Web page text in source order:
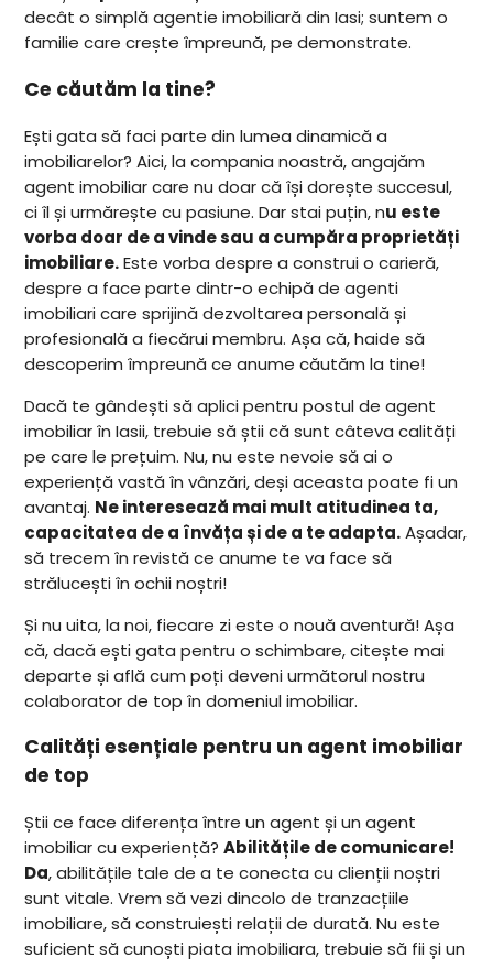
decât o simplă agentie imobiliară din Iasi; suntem o
familie care crește împreună, pe demonstrate.
Ce căutăm la tine?
Ești gata să faci parte din lumea dinamică a
imobiliarelor? Aici, la compania noastră, angajăm
agent imobiliar care nu doar că își dorește succesul,
ci îl și urmărește cu pasiune. Dar stai puțin, nu este
vorba doar de a vinde sau a cumpăra proprietăți
imobiliare.Este vorba despre a construi o carieră,
despre a face parte dintr-o echipă de agenti
imobiliari care sprijină dezvoltarea personală și
profesională a fiecărui membru. Așa că, haide să
descoperim împreună ce anume căutăm la tine!
Dacă te gândești să aplici pentru postul de agent
imobiliar în Iasii, trebuie să știi că sunt câteva calități
pe care le prețuim. Nu, nu este nevoie să ai o
experiență vastă în vânzări, deși aceasta poate fi un
avantaj. Ne interesează mai mult atitudinea ta,
capacitatea de a învăța și de a te adapta.Așadar,
să trecem în revistă ce anume te va face să
strălucești în ochii noștri!
Și nu uita, la noi, fiecare zi este o nouă aventură! Așa
că, dacă ești gata pentru o schimbare, citește mai
departe și află cum poți deveni următorul nostru
colaborator de top în domeniul imobiliar.
Calități esențiale pentru un agent imobiliar
de top
Știi ce face diferența între un agent și un agent
imobiliar cu experiență?Abilitățile de comunicare!
Da, abilitățile tale de a te conecta cu clienții noștri
sunt vitale. Vrem să vezi dincolo de tranzacțiile
imobiliare, să construiești relații de durată. Nu este
suficient să cunoști piata imobiliara, trebuie să fii și un